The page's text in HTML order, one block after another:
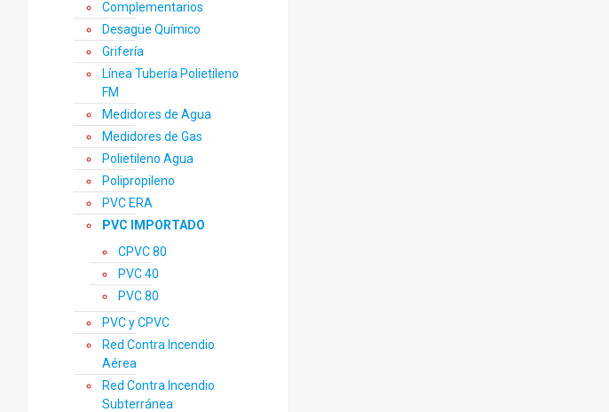
Complementarios
Desagüe Químico
Grifería
Línea Tubería Polietileno
FM
Medidores de Agua
Medidores de Gas
Polietileno Agua
Polipropileno
PVC ERA
PVC IMPORTADO
CPVC 80
PVC 40
PVC 80
PVC y CPVC
Red Contra Incendio
Aérea
Red Contra Incendio
Subterránea